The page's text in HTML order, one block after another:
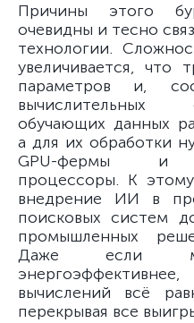
Причины этого
очевидны и тесно
технологии.
увеличивается, что
параметров и,
обучающих данных
а для их обработки
GPU-фермы и
процессоры. К
внедрение ИИ в
поисковых систем
промышленных
Даже если
вычислений всё
перекрывая все